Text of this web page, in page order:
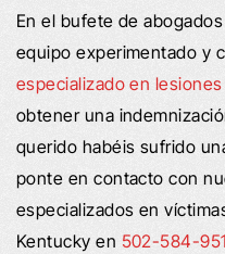
En el bufete de
equipo experimentado y
especializado en
obtener una
querido habéis sufrido
ponte en contacto con
especializados en
Kentucky en 502-584-